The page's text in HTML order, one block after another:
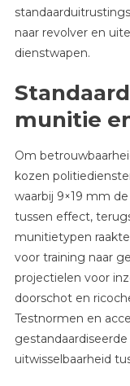
naar revolver en
dienstwapen.
munitie
Om
kozen
waarbij 9×19 mm
tussen effect,
munitietypen
voor training naar
projectielen voor
doorschot en
Testnormen en
uitwisselbaarheid